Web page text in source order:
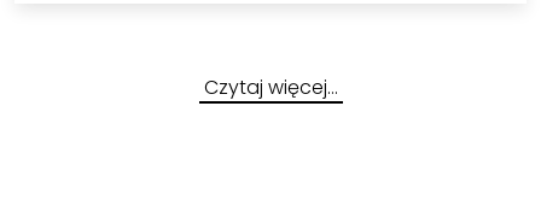
Czytaj więcej…